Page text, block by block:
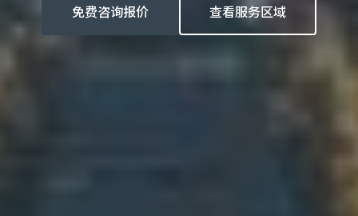
免费咨询报价 查看服务区域